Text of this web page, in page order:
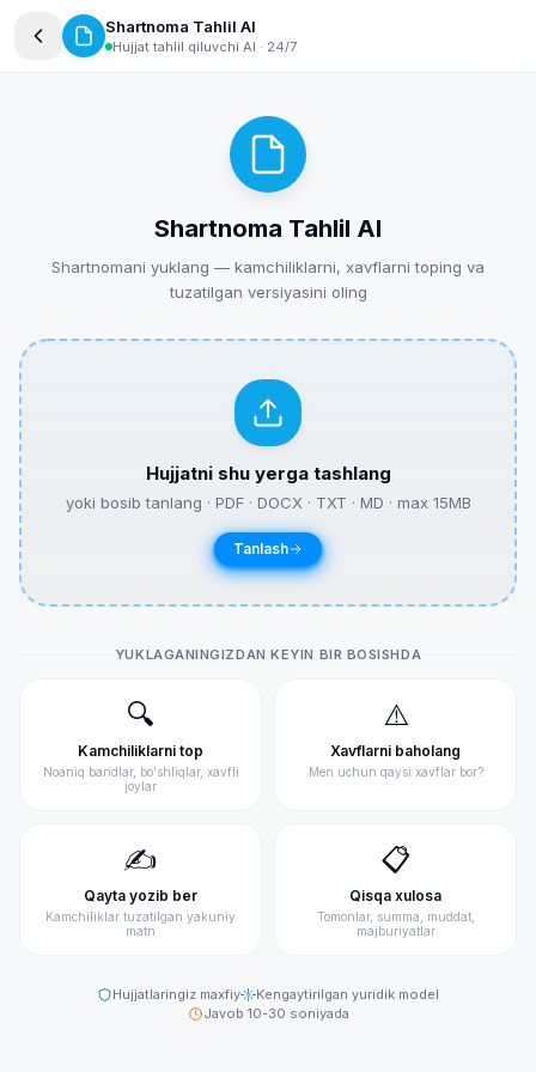
Shartnoma Tahlil AI
Hujjat tahlil qiluvchi AI · 24/7
Shartnoma Tahlil AI
Shartnomani yuklang — kamchiliklarni, xavflarni toping va
tuzatilgan versiyasini oling
Hujjatni shu yerga tashlang
yoki bosib tanlang · PDF · DOCX · TXT · MD · max 15MB
Tanlash
YUKLAGANINGIZDAN KEYIN BIR BOSISHDA
🔍
Kamchiliklarni top
Noaniq bandlar, bo'shliqlar, xavfli
joylar
⚠️
Xavflarni baholang
Men uchun qaysi xavflar bor?
✍️
Qayta yozib ber
Kamchiliklar tuzatilgan yakuniy
matn
📋
Qisqa xulosa
Tomonlar, summa, muddat,
majburiyatlar
Hujjatlaringiz maxfiy
Kengaytirilgan yuridik model
Javob 10-30 soniyada
Yuridik xizmatlar va huquqiy axborot. Professional
Barcha xizmatlar
AI maslahatchilar
AI Maslahatchilar
Aliment
Nikoh va mol-mulk
Blog
2026 Civil.uz — Barcha huquqlar himoyalangan